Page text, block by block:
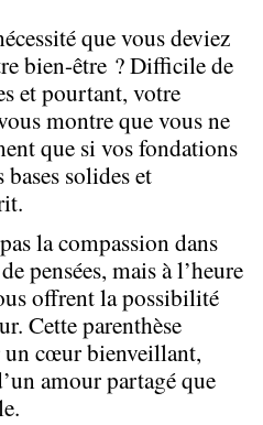
que vous deviez
bien-être ? Difficile de
et pourtant, votre
montre que vous ne
que si vos fondations
solides et
la compassion dans
pensées, mais à l’heure
offrent la possibilité
Cette parenthèse
un cœur bienveillant,
amour partagé que